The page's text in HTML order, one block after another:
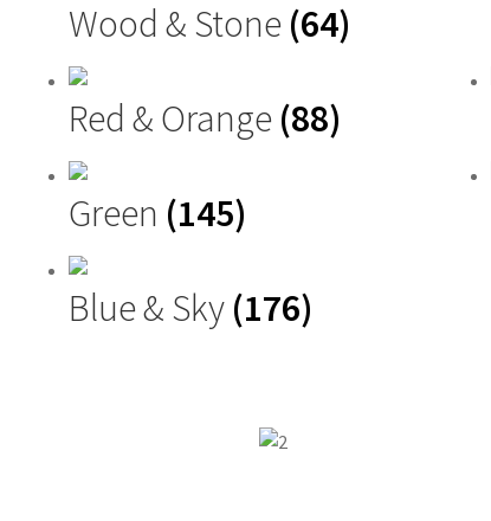
Wood & Stone (64)
Red & Orange (88)
Green (145)
Blue & Sky (176)